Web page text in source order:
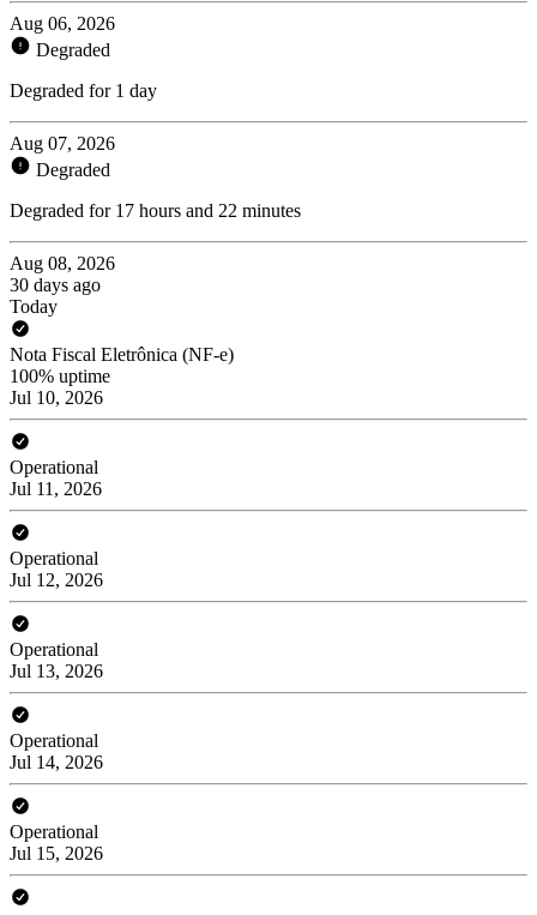
Aug 06, 2026
Degraded
Degraded for 1 day
Aug 07, 2026
Degraded
Degraded for 17 hours and 22 minutes
Aug 08, 2026
30 days ago
Today
Nota Fiscal Eletrônica (NF-e)
100% uptime
Jul 10, 2026
Operational
Jul 11, 2026
Operational
Jul 12, 2026
Operational
Jul 13, 2026
Operational
Jul 14, 2026
Operational
Jul 15, 2026